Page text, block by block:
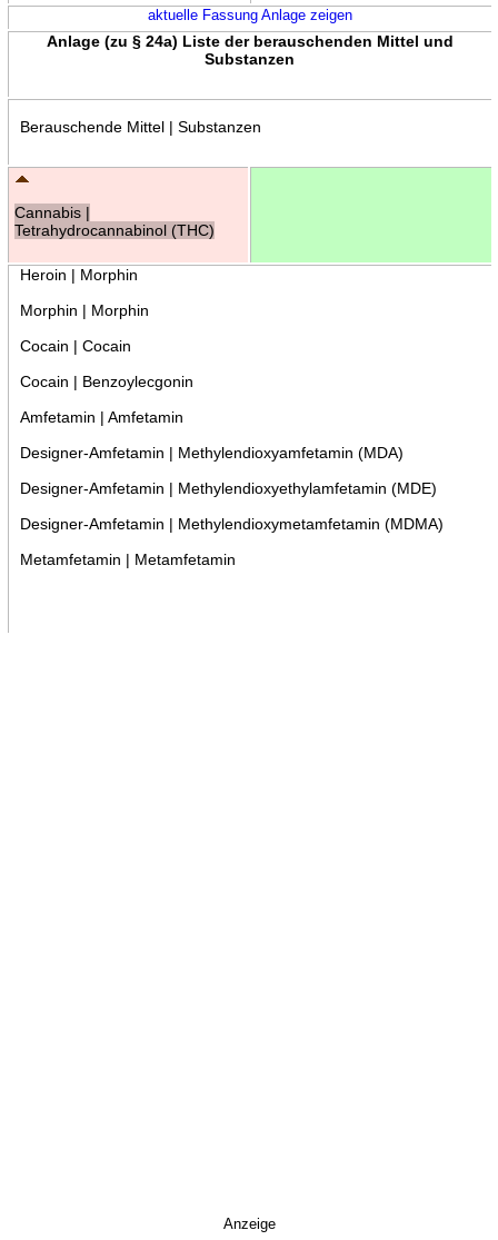
aktuelle Fassung Anlage zeigen
Anlage (zu § 24a) Liste der berauschenden Mittel und
Substanzen
Berauschende Mittel | Substanzen
Cannabis |
Tetrahydrocannabinol (THC)
Heroin | Morphin
Morphin | Morphin
Cocain | Cocain
Cocain | Benzoylecgonin
Amfetamin | Amfetamin
Designer-Amfetamin | Methylendioxyamfetamin (MDA)
Designer-Amfetamin | Methylendioxyethylamfetamin (MDE)
Designer-Amfetamin | Methylendioxymetamfetamin (MDMA)
Metamfetamin | Metamfetamin
Anzeige